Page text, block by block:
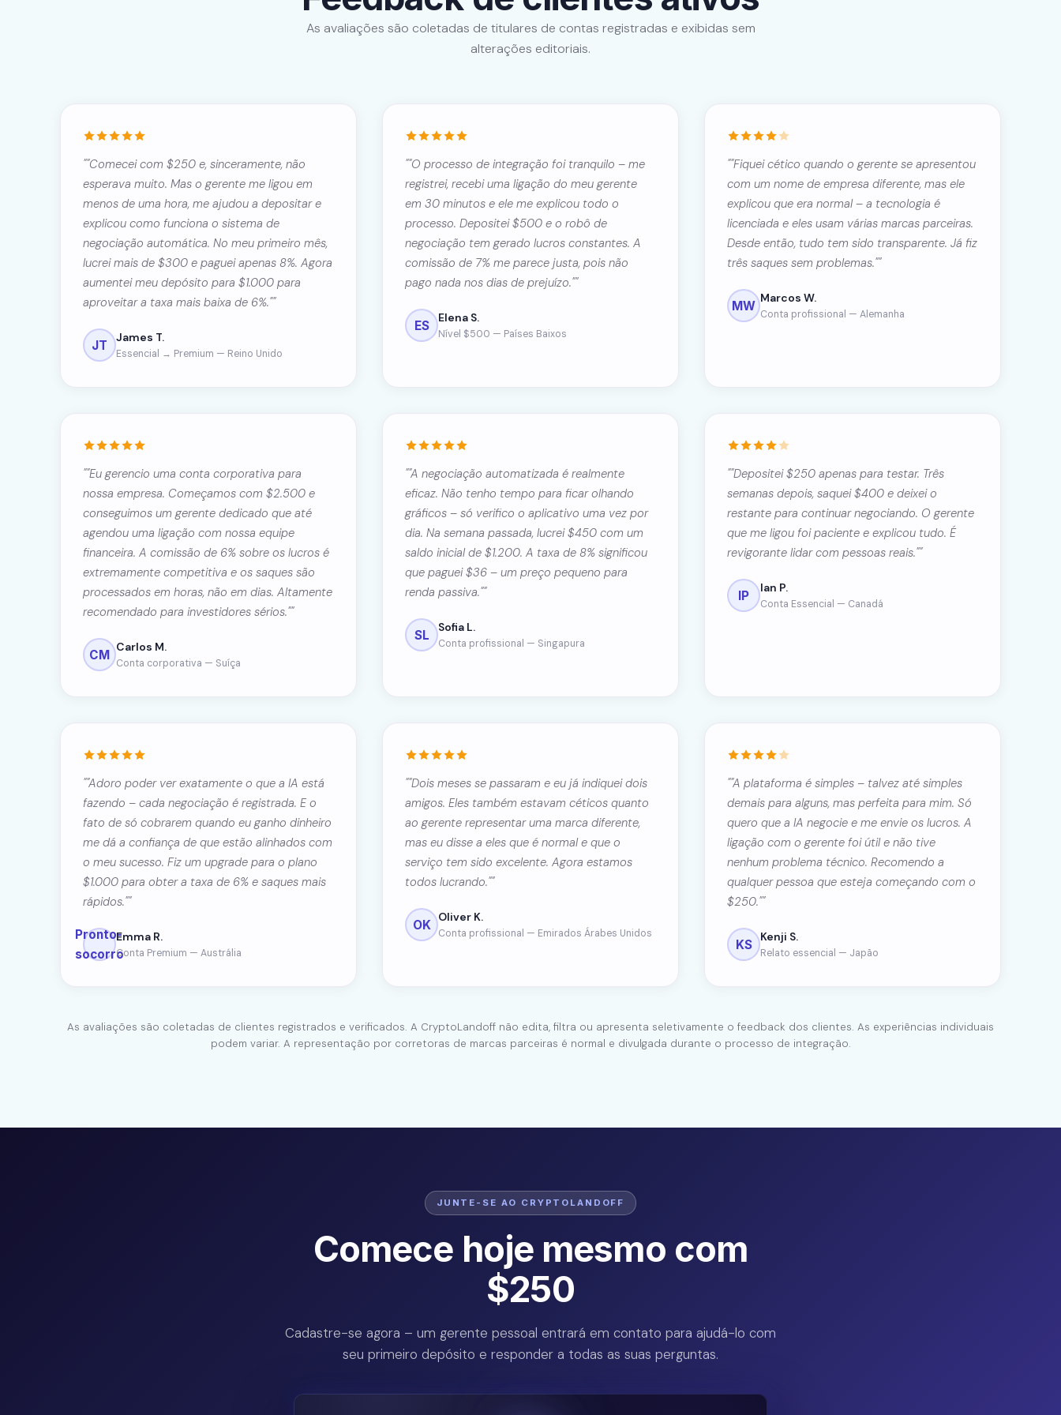
As avaliações são coletadas de titulares de contas registradas e exibidas sem
alterações editoriais.
""Comecei com $250 e, sinceramente, não
esperava muito. Mas o gerente me ligou em
menos de uma hora, me ajudou a depositar e
explicou como funciona o sistema de
negociação automática. No meu primeiro mês,
lucrei mais de $300 e paguei apenas 8%. Agora
aumentei meu depósito para $1.000 para
aproveitar a taxa mais baixa de 6%.""
JT
James T.
Essencial → Premium — Reino Unido
""O processo de integração foi tranquilo – me
registrei, recebi uma ligação do meu gerente
em 30 minutos e ele me explicou todo o
processo. Depositei $500 e o robô de
negociação tem gerado lucros constantes. A
comissão de 7% me parece justa, pois não
pago nada nos dias de prejuízo.""
ES
Elena S.
Nível $500 — Países Baixos
""Fiquei cético quando o gerente se apresentou
com um nome de empresa diferente, mas ele
explicou que era normal – a tecnologia é
licenciada e eles usam várias marcas parceiras.
Desde então, tudo tem sido transparente. Já fiz
três saques sem problemas.""
MW
Marcos W.
Conta profissional — Alemanha
""Eu gerencio uma conta corporativa para
nossa empresa. Começamos com $2.500 e
conseguimos um gerente dedicado que até
agendou uma ligação com nossa equipe
financeira. A comissão de 6% sobre os lucros é
extremamente competitiva e os saques são
processados em horas, não em dias. Altamente
recomendado para investidores sérios.""
CM
Carlos M.
Conta corporativa — Suíça
""A negociação automatizada é realmente
eficaz. Não tenho tempo para ficar olhando
gráficos – só verifico o aplicativo uma vez por
dia. Na semana passada, lucrei $450 com um
saldo inicial de $1.200. A taxa de 8% significou
que paguei $36 – um preço pequeno para
renda passiva.""
SL
Sofia L.
Conta profissional — Singapura
""Depositei $250 apenas para testar. Três
semanas depois, saquei $400 e deixei o
restante para continuar negociando. O gerente
que me ligou foi paciente e explicou tudo. É
revigorante lidar com pessoas reais.""
IP
Ian P.
Conta Essencial — Canadá
""Adoro poder ver exatamente o que a IA está
fazendo – cada negociação é registrada. E o
fato de só cobrarem quando eu ganho dinheiro
me dá a confiança de que estão alinhados com
o meu sucesso. Fiz um upgrade para o plano
$1.000 para obter a taxa de 6% e saques mais
rápidos.""
Pronto-
socorro
Emma R.
Conta Premium — Austrália
""Dois meses se passaram e eu já indiquei dois
amigos. Eles também estavam céticos quanto
ao gerente representar uma marca diferente,
mas eu disse a eles que é normal e que o
serviço tem sido excelente. Agora estamos
todos lucrando.""
OK
Oliver K.
Conta profissional — Emirados Árabes Unidos
""A plataforma é simples – talvez até simples
demais para alguns, mas perfeita para mim. Só
quero que a IA negocie e me envie os lucros. A
ligação com o gerente foi útil e não tive
nenhum problema técnico. Recomendo a
qualquer pessoa que esteja começando com o
$250.""
KS
Kenji S.
Relato essencial — Japão
As avaliações são coletadas de clientes registrados e verificados. A CryptoLandoff não edita, filtra ou apresenta seletivamente o feedback dos clientes. As experiências individuais
podem variar. A representação por corretoras de marcas parceiras é normal e divulgada durante o processo de integração.
JUNTE-SE AO CRYPTOLANDOFF
Comece hoje mesmo com
$250
Cadastre-se agora – um gerente pessoal entrará em contato para ajudá-lo com
seu primeiro depósito e responder a todas as suas perguntas.